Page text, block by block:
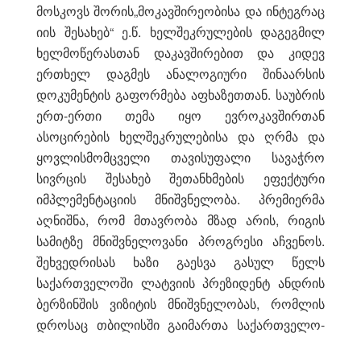
მოსკოვს შორის„მოკავშირეობისა და ინტეგრაც
იის შესახებ“ ე.წ. ხელშეკრულების დაგეგმილ
ხელმოწერასთან დაკავშირებით და კიდევ
ერთხელ დაგმეს ანალოგიური შინაარსის
დოკუმენტის გაფორმება აფხაზეთთან. საუბრის
ერთ-ერთი თემა იყო ევროკავშირთან
ასოცირების ხელშეკრულებისა და ღრმა და
ყოვლისმომცველი თავისუფალი სავაჭრო
სივრცის შესახებ შეთანხმების ეფექტური
იმპლემენტაციის მნიშვნელობა. პრემიერმა
აღნიშნა, რომ მთავრობა მზად არის, რიგის
სამიტზე მნიშვნელოვანი პროგრესი აჩვენოს.
შეხვედრისას ხაზი გაესვა გასულ წელს
საქართველოში ლატვიის პრეზიდენტ ანდრის
ბერზინშის ვიზიტის მნიშვნელობას, რომლის
დროსაც თბილისში გაიმართა საქართველო-